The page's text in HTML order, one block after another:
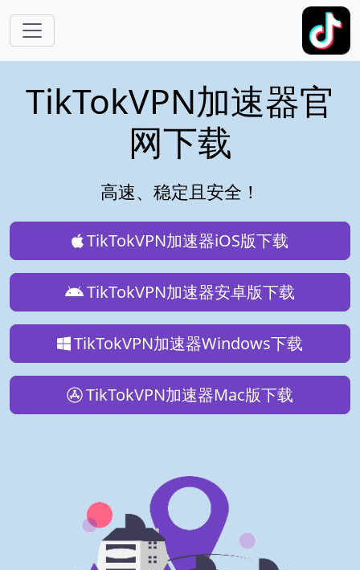
TikTokVPN加速器官
网下载
高速、稳定且安全！
TikTokVPN加速器iOS版下载
TikTokVPN加速器安卓版下载
TikTokVPN加速器Windows下载
TikTokVPN加速器Mac版下载